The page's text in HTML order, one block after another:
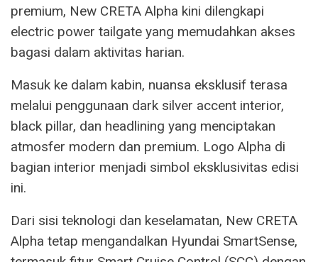
premium, New CRETA Alpha kini dilengkapi
electric power tailgate yang memudahkan akses
bagasi dalam aktivitas harian.
Masuk ke dalam kabin, nuansa eksklusif terasa
melalui penggunaan dark silver accent interior,
black pillar, dan headlining yang menciptakan
atmosfer modern dan premium. Logo Alpha di
bagian interior menjadi simbol eksklusivitas edisi
ini.
Dari sisi teknologi dan keselamatan, New CRETA
Alpha tetap mengandalkan Hyundai SmartSense,